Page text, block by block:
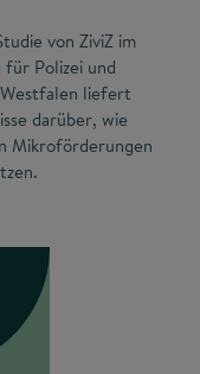
von ZiviZ im
Polizei und
liefert
darüber, wie
Mikroförderungen